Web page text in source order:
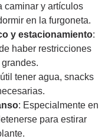
caminar y artículos
en la furgoneta.
y estacionamiento:
haber restricciones
tener agua, snacks
: Especialmente en
para estirar